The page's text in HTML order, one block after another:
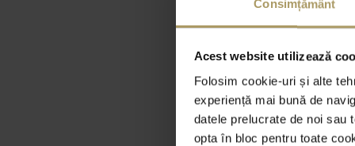
Consimțământ
Acest website utilizează
Folosim cookie-uri și alte
experiență mai bună de
datele prelucrate de noi sau
opta în bloc pentru toate